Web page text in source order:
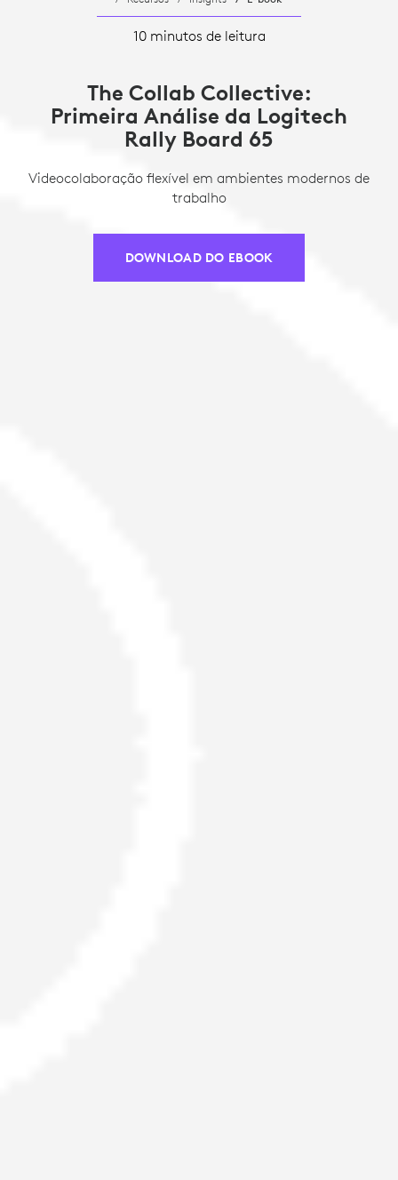
10 minutos de leitura
The Collab Collective:
Primeira Análise da Logitech
Rally Board 65
Videocolaboração flexível em ambientes modernos de
trabalho
DOWNLOAD DO EBOOK